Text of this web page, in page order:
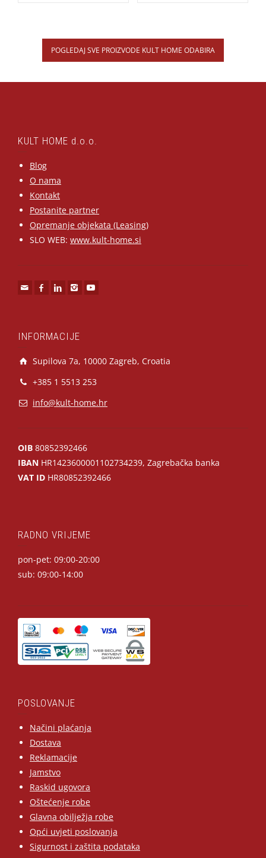
POGLEDAJ SVE PROIZVODE KULT HOME ODABIRA
KULT HOME d.o.o.
Blog
O nama
Kontakt
Postanite partner
Opremanje objekata (Leasing)
SLO WEB: www.kult-home.si
INFORMACIJE
Supilova 7a, 10000 Zagreb, Croatia
+385 1 5513 253
info@kult-home.hr
OIB 80852392466
IBAN HR1423600001102734239, Zagrebačka banka
VAT ID HR80852392466
RADNO VRIJEME
pon-pet: 09:00-20:00
sub: 09:00-14:00
POSLOVANJE
Načini plaćanja
Dostava
Reklamacije
Jamstvo
Raskid ugovora
Oštećenje robe
Glavna obilježja robe
Opći uvjeti poslovanja
Sigurnost i zaštita podataka